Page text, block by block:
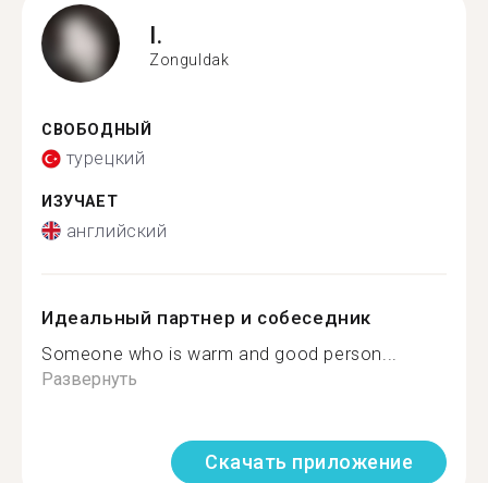
I.
Zonguldak
СВОБОДНЫЙ
турецкий
ИЗУЧАЕТ
английский
Идеальный партнер и собеседник
Someone who is warm and good person...
Развернуть
Скачать приложение